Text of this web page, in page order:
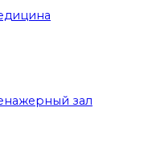
зал